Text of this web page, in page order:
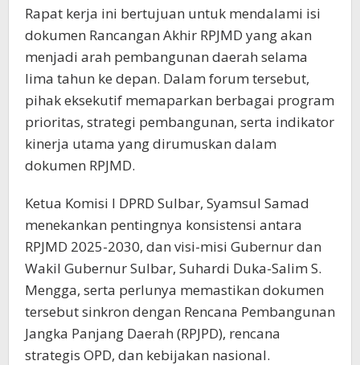
Rapat kerja ini bertujuan untuk mendalami isi
dokumen Rancangan Akhir RPJMD yang akan
menjadi arah pembangunan daerah selama
lima tahun ke depan. Dalam forum tersebut,
pihak eksekutif memaparkan berbagai program
prioritas, strategi pembangunan, serta indikator
kinerja utama yang dirumuskan dalam
dokumen RPJMD.
Ketua Komisi I DPRD Sulbar, Syamsul Samad
menekankan pentingnya konsistensi antara
RPJMD 2025-2030, dan visi-misi Gubernur dan
Wakil Gubernur Sulbar, Suhardi Duka-Salim S.
Mengga, serta perlunya memastikan dokumen
tersebut sinkron dengan Rencana Pembangunan
Jangka Panjang Daerah (RPJPD), rencana
strategis OPD, dan kebijakan nasional.